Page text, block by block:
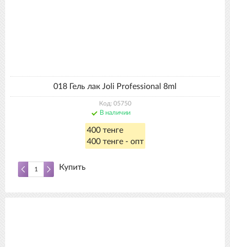
018 Гель лак Joli Professional 8ml
Код: 05750
В наличии
400 тенге
400 тенге - опт
Купить